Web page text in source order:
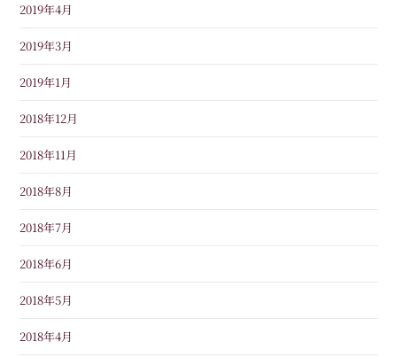
2019年4月
2019年3月
2019年1月
2018年12月
2018年11月
2018年8月
2018年7月
2018年6月
2018年5月
2018年4月